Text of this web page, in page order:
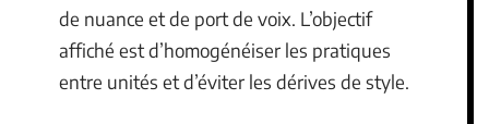
de nuance et de port de voix. L’objectif
affiché est d’homogénéiser les pratiques
entre unités et d’éviter les dérives de style.